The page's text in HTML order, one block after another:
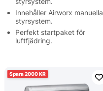
Innehåller Airworx manuella
styrsystem.
Perfekt startpaket för
luftfjädring.
2000